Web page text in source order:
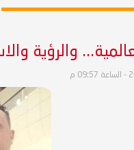
والرؤية